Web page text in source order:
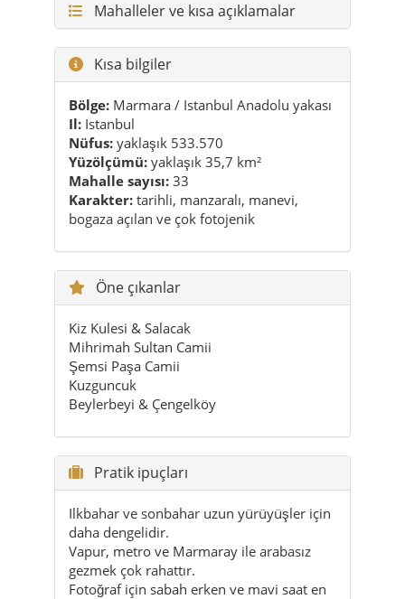
Bölge:Marmara / Istanbul Anadolu yakası
Il:Istanbul
Nüfus:yaklaşık 533.570
Yüzölçümü:yaklaşık 35,7 km²
Mahalle sayısı:33
Karakter:tarihli, manzaralı, manevi,
bogaza açılan ve çok fotojenik
Öne çıkanlar
Kiz Kulesi & Salacak
Mihrimah Sultan Camii
Şemsi Paşa Camii
Kuzguncuk
Beylerbeyi & Çengelköy
Pratik ipuçları
Ilkbahar ve sonbahar uzun yürüyüşler için
daha dengelidir.
Vapur, metro ve Marmaray ile arabasız
gezmek çok rahattır.
Fotoğraf için sabah erken ve mavi saat en
güçlü zamanlardır.
Ana sahil rotası dışında küçük mahallelere
de zaman ayır.
Üsküdar'ı acele etmeden gezmek semtin
etkisini büyütür.